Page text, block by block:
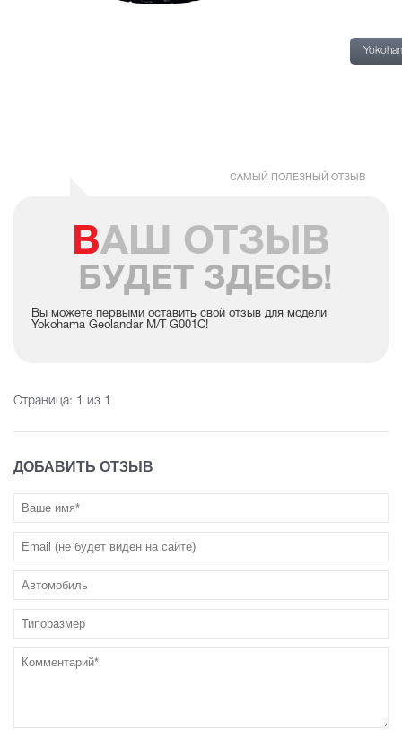
САМЫЙ ПОЛЕЗНЫЙ ОТЗЫВ
ВАШ ОТЗЫВ
БУДЕТ ЗДЕСЬ!
Вы можете первыми оставить свой отзыв для модели
Yokohama Geolandar M/T G001C!
Страница: 1 из 1
ДОБАВИТЬ ОТЗЫВ